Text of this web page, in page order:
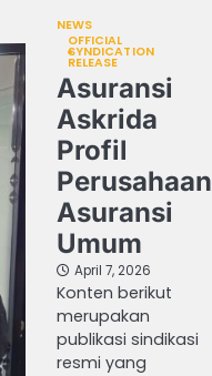
NEWS
OFFICIAL
SYNDICATION
RELEASE
Asuransi
Askrida
Profil
Perusahaan
Asuransi
Umum
April 7, 2026
Konten berikut
merupakan
publikasi sindikasi
resmi yang